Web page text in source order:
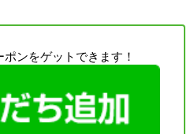
ンをゲットできます！